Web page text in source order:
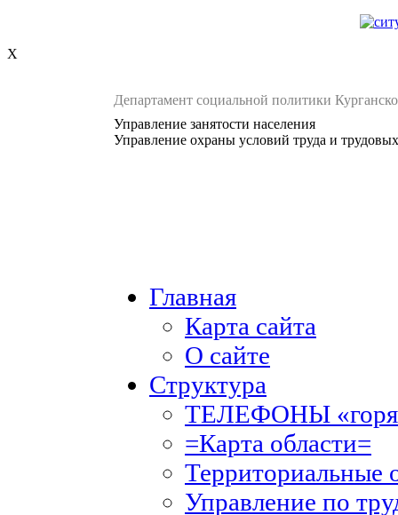
X
Департамент социальной политики
Управление занятости населения
Управление охраны условий труда и
Главная
Карта сайта
О сайте
Структура
ТЕЛЕФОНЫ
=Карта области=
Территориальные
Управление по